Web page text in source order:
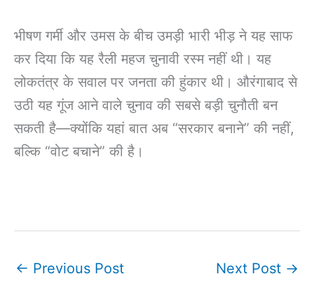
भीषण गर्मी और उमस के बीच उमड़ी भारी भीड़ ने यह साफ
कर दिया कि यह रैली महज चुनावी रस्म नहीं थी। यह
लोकतंत्र के सवाल पर जनता की हुंकार थी। औरंगाबाद से
उठी यह गूंज आने वाले चुनाव की सबसे बड़ी चुनौती बन
सकती है—क्योंकि यहां बात अब “सरकार बनाने” की नहीं,
बल्कि “वोट बचाने” की है।
← Previous Post Next Post →